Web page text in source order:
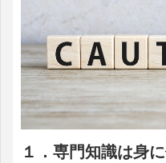
１．専門知識は身